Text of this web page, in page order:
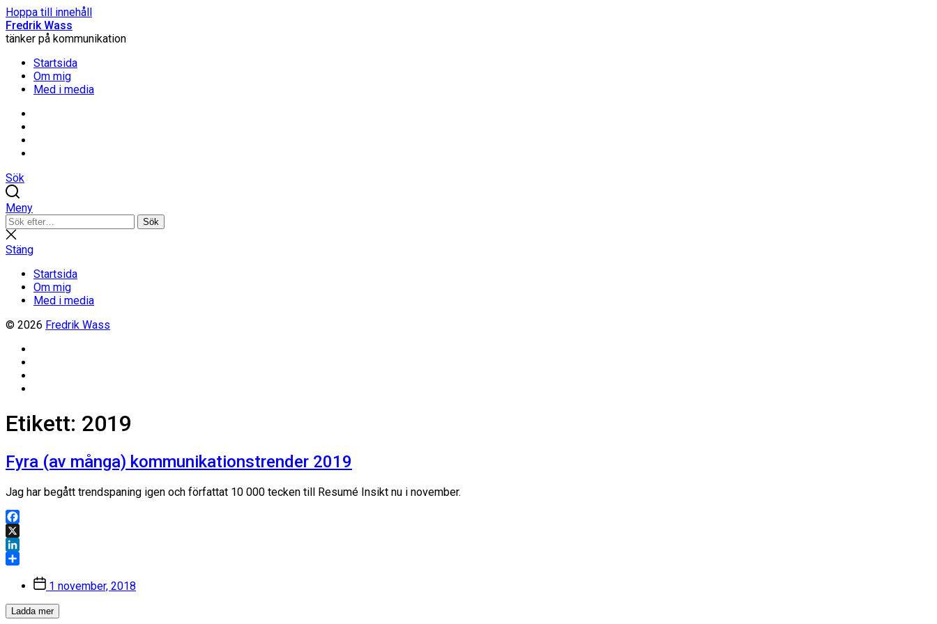
Hoppa till innehåll
Fredrik Wass
tänker på kommunikation
Startsida
Om mig
Med i media
Sök
Meny
Sök
efter:
Sök
Stäng
sökning
Stäng
Startsida
Om mig
Med i media
© 2026 Fredrik Wass
Etikett: 2019
Fyra (av många) kommunikationstrender 2019
Jag har begått trendspaning igen och författat 10 000 tecken till Resumé Insikt nu i november.
Facebook
X
LinkedIn
Inläggsdatum
1 november, 2018
Ladda mer